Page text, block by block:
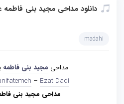
دانلود مداحی مجید بنی
madahi
مداحی مجید بنی فاطمه
– Ezat Dadi
مداحی مجید بنی